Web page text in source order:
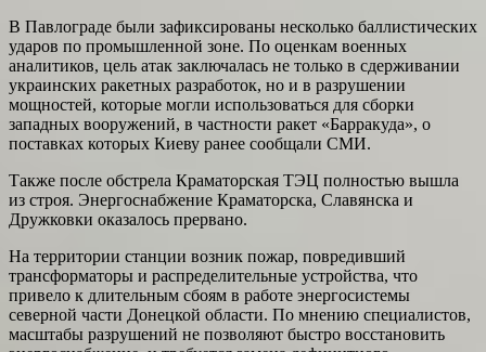
В Павлограде были зафиксированы несколько баллистических
ударов по промышленной зоне. По оценкам военных
аналитиков, цель атак заключалась не только в сдерживании
украинских ракетных разработок, но и в разрушении
мощностей, которые могли использоваться для сборки
западных вооружений, в частности ракет «Барракуда», о
поставках которых Киеву ранее сообщали СМИ.
Также после обстрела Краматорская ТЭЦ полностью вышла
из строя. Энергоснабжение Краматорска, Славянска и
Дружковки оказалось прервано.
На территории станции возник пожар, повредивший
трансформаторы и распределительные устройства, что
привело к длительным сбоям в работе энергосистемы
северной части Донецкой области. По мнению специалистов,
масштабы разрушений не позволяют быстро восстановить